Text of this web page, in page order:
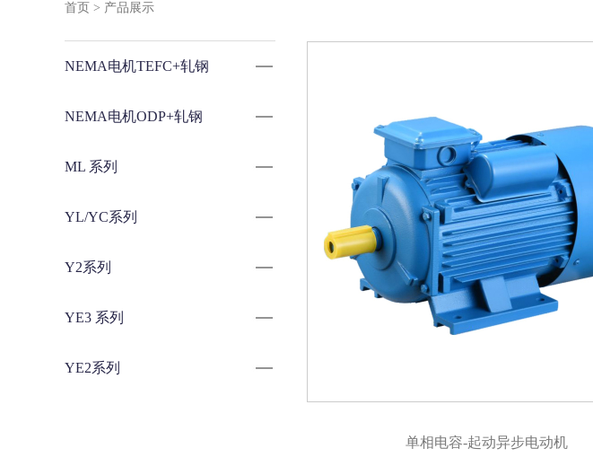
首页 > 产品展示
NEMA电机TEFC+轧钢
NEMA电机ODP+轧钢
ML 系列
YL/YC系列
Y2系列
YE3 系列
YE2系列
单相电容-起动异步电动机